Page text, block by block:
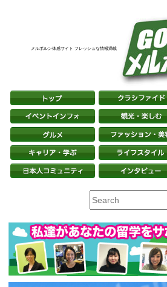
メルボルン体感サイト フレッシュな情報満載